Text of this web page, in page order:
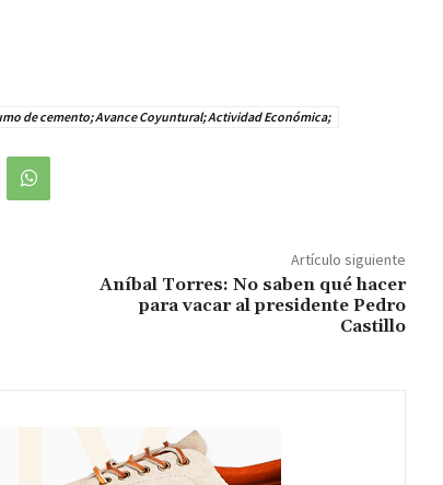
de cemento; Avance Coyuntural; Actividad Económica;
Artículo siguiente
Aníbal Torres: No saben qué hacer
para vacar al presidente Pedro
Castillo